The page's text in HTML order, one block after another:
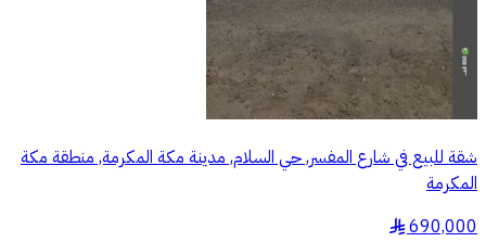
شقة للبيع في شارع المفسر, حي السلام, مدينة مكة المكرمة, منطقة مكة
المكرمة
690,000
§